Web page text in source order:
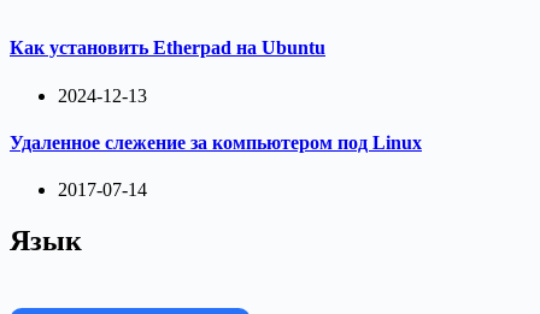
Как установить Etherpad на Ubuntu
2024-12-13
Удаленное слежение за компьютером под Linux
2017-07-14
Язык